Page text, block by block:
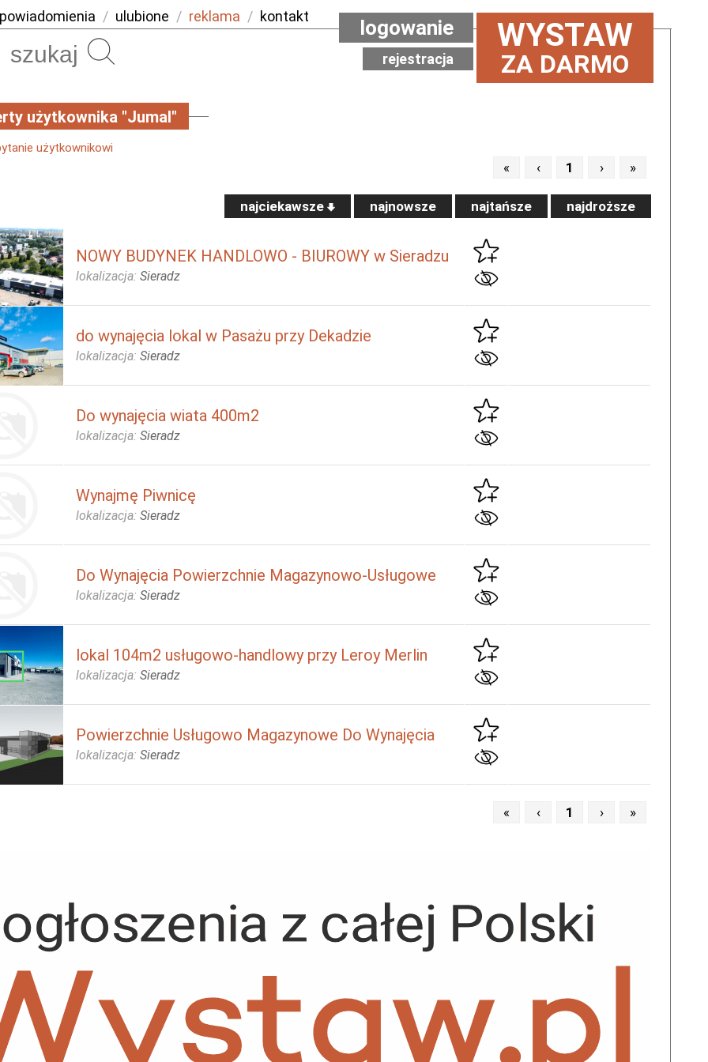
powiadomienia / ulubione / reklama / kontakt WYSTAW
ZA DARMO
logowanie
rejestracja
użytkownika "Jumal"
użytkownikowi
« ‹ 1 › »
najciekawsze najnowsze najtańsze najdroższe
NOWY BUDYNEK HANDLOWO - BIUROWY w Sieradzu
lokalizacja: Sieradz
do wynajęcia lokal w Pasażu przy Dekadzie
lokalizacja: Sieradz
Do wynajęcia wiata 400m2
lokalizacja: Sieradz
Wynajmę Piwnicę
lokalizacja: Sieradz
Do Wynajęcia Powierzchnie Magazynowo-Usługowe
lokalizacja: Sieradz
lokal 104m2 usługowo-handlowy przy Leroy Merlin
lokalizacja: Sieradz
Powierzchnie Usługowo Magazynowe Do Wynajęcia
lokalizacja: Sieradz
« ‹ 1 › »